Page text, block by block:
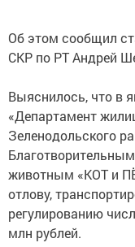
Об этом сообщил
СКР по РТ Андрей
Выяснилось, что в
«Департамент
Зеленодольского
животным «КОТ и
отлову,
регулированию
млн рублей.